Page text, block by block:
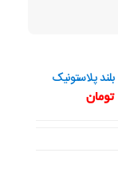
تومانقیمت
فعلی: